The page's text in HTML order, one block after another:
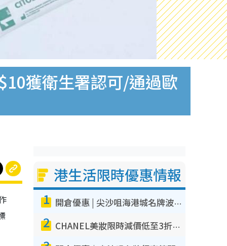
獲衛生署認可/通過歐
港生活限時優惠情報
1 開倉優惠 | 尖沙咀海港城名牌波鞋開倉低至1折！On鞋$899起／Joy&Peace鞋履$98起
2 CHANEL美妝限時減價低至3折！人氣粉底/唇膏/精華液低至$275！COCO香水都有平